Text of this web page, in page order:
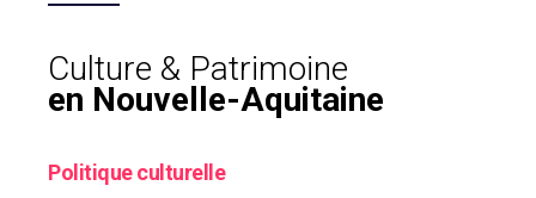
Culture & Patrimoine
en Nouvelle-Aquitaine
Politique culturelle